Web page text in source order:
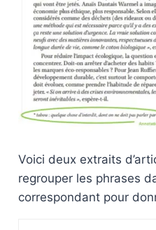
Voici deux extraits
regrouper les phrases
correspondant pour